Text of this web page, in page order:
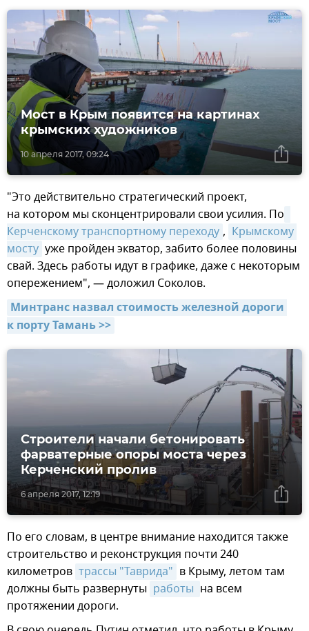
10 апреля 2017, 09:24
Мост в Крым появится на картинах
крымских художников
"Это действительно стратегический проект,
на котором мы сконцентрировали свои усилия. По
Керченскому транспортному переходу , Крымскому
мосту уже пройден экватор, забито более половины
свай. Здесь работы идут в графике, даже с некоторым
опережением", — доложил Соколов.
Минтранс назвал стоимость железной дороги
к порту Тамань >>
6 апреля 2017, 12:19
Строители начали бетонировать
фарватерные опоры моста через
Керченский пролив
По его словам, в центре внимание находится также
строительство и реконструкция почти 240
километров трассы "Таврида" в Крыму, летом там
должны быть развернуты работы на всем
протяжении дороги.